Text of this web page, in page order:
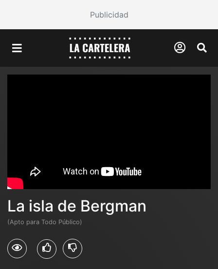
Publicidad
La isla de Bergman
(Apto para Todo Público)